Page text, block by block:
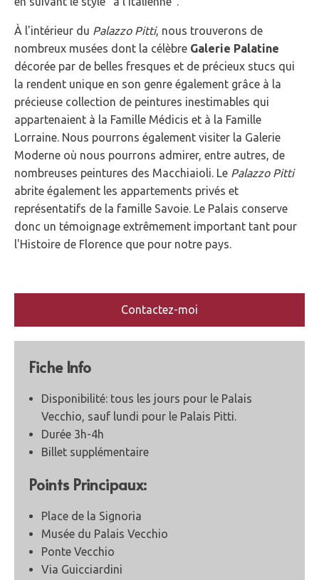
À l'intérieur du Palazzo Pitti, nous trouverons de
nombreux musées dont la célèbre Galerie Palatine
décorée par de belles fresques et de précieux stucs qui
la rendent unique en son genre également grâce à la
précieuse collection de peintures inestimables qui
appartenaient à la Famille Médicis et à la Famille
Lorraine. Nous pourrons également visiter la Galerie
Moderne où nous pourrons admirer, entre autres, de
nombreuses peintures des Macchiaioli. Le Palazzo Pitti
abrite également les appartements privés et
représentatifs de la famille Savoie. Le Palais conserve
donc un témoignage extrêmement important tant pour
l'Histoire de Florence que pour notre pays.
Contactez-moi
Fiche Info
Disponibilité: tous les jours pour le Palais
Vecchio, sauf lundi pour le Palais Pitti.
Durée 3h-4h
Billet supplémentaire
Points Principaux:
Place de la Signoria
Musée du Palais Vecchio
Ponte Vecchio
Via Guicciardini